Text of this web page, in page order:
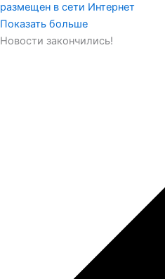
размещен в сети Интернет
Показать больше
Новости закончились!